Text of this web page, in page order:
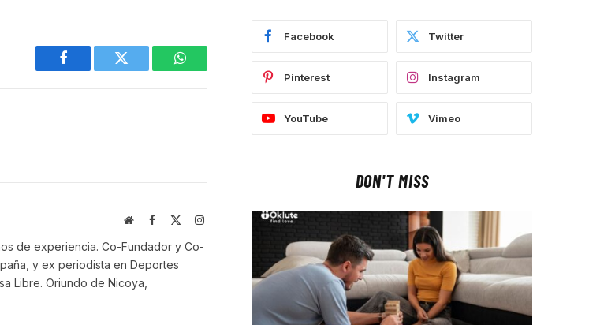
Facebook Twitter WhatsApp
WebsiteFacebook Instagram
de experiencia. Co-Fundador y Co-
y ex periodista en Deportes
Libre. Oriundo de Nicoya,
Facebook Twitter
Pinterest Instagram
YouTube Vimeo
DON'T MISS